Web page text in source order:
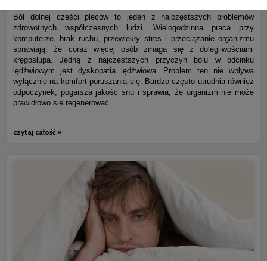
Ból dolnej części pleców to jeden z najczęstszych problemów
zdrowotnych współczesnych ludzi. Wielogodzinna praca przy
komputerze, brak ruchu, przewlekły stres i przeciążanie organizmu
sprawiają, że coraz więcej osób zmaga się z dolegliwościami
kręgosłupa. Jedną z najczęstszych przyczyn bólu w odcinku
lędźwiowym jest dyskopatia lędźwiowa. Problem ten nie wpływa
wyłącznie na komfort poruszania się. Bardzo często utrudnia również
odpoczynek, pogarsza jakość snu i sprawia, że organizm nie może
prawidłowo się regenerować.
czytaj całość »